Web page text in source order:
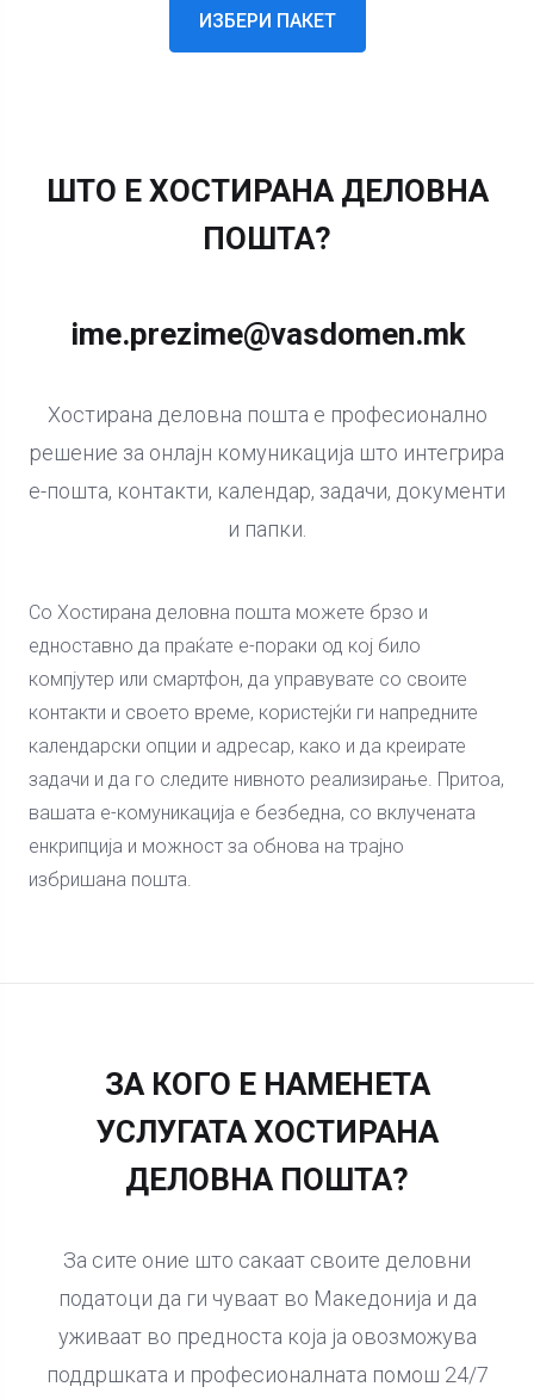
ИЗБЕРИ ПАКЕТ
ШТО Е ХОСТИРАНА ДЕЛОВНА
ПОШТА?
ime.prezime@vasdomen.mk
Хостирана деловна пошта е професионално
решение за онлајн комуникација што интегрира
е-пошта, контакти, календар, задачи, документи
и папки.
Со Хостирана деловна пошта можете брзо и
едноставно да праќате е-пораки од кој било
компјутер или смартфон, да управувате со своите
контакти и своето време, користејќи ги напредните
календарски опции и адресар, како и да креирате
задачи и да го следите нивното реализирање. Притоа,
вашата е-комуникација е безбедна, со вклучената
енкрипција и можност за обнова на трајно
избришана пошта.
ЗА КОГО Е НАМЕНЕТА
УСЛУГАТА ХОСТИРАНА
ДЕЛОВНА ПОШТА?
За сите оние што сакаат своите деловни
податоци да ги чуваат во Македонија и да
уживаат во предноста која ја овозможува
поддршката и професионалната помош 24/7